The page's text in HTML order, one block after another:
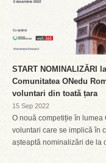
START NOMINALIZĂRI
Comunitatea ONedu
voluntari din toată țara
15 Sep 2022
O nouă competiție în
voluntari care se implică în
așteaptă nominalizări de la